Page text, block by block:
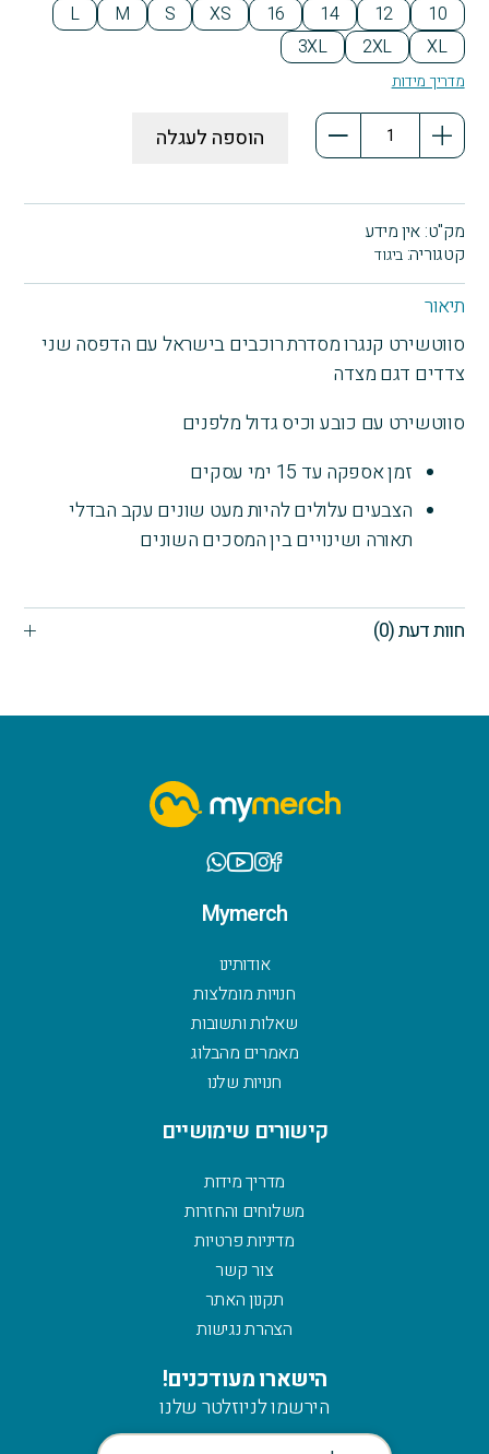
10
12
14
16
XS
S
M
L
XL
2XL
3XL
מדריך מידות
כמות
קנגרו
MRC
עם
דגם
מצדה
הוספה לעגלה
תיאור
סווטשירט קנגרו מסדרת רוכבים בישראל עם הדפסה שני
צדדים דגם מצדה
סווטשירט עם כובע וכיס גדול מלפנים
זמן אספקה עד 15 ימי עסקים
הצבעים עלולים להיות מעט שונים עקב הבדלי
תאורה ושינויים בין המסכים השונים
חוות דעת (0)
מק"ט: אין מידע
קטגוריה: ביגוד
Mymerch
אודותינו
חנויות מומלצות
שאלות ותשובות
מאמרים מהבלוג
חנויות שלנו
קישורים שימושיים
מדריך מידות
משלוחים והחזרות
מדיניות פרטיות
צור קשר
תקנון האתר
הצהרת נגישות
הישארו מעודכנים!
הירשמו לניוזלטר שלנו